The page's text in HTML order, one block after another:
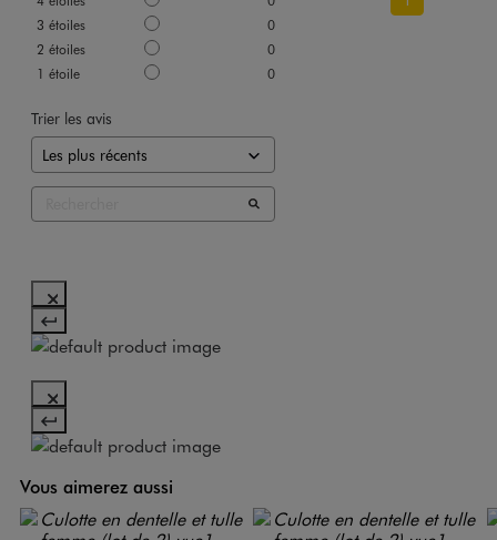
3 étoiles
0
2 étoiles
0
1 étoile 0
Trier les avis
Vous aimerez aussi